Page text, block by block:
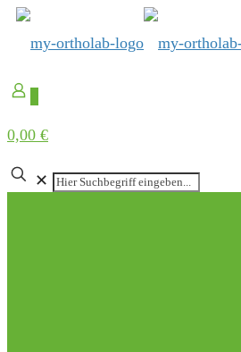
0,00 €
✕